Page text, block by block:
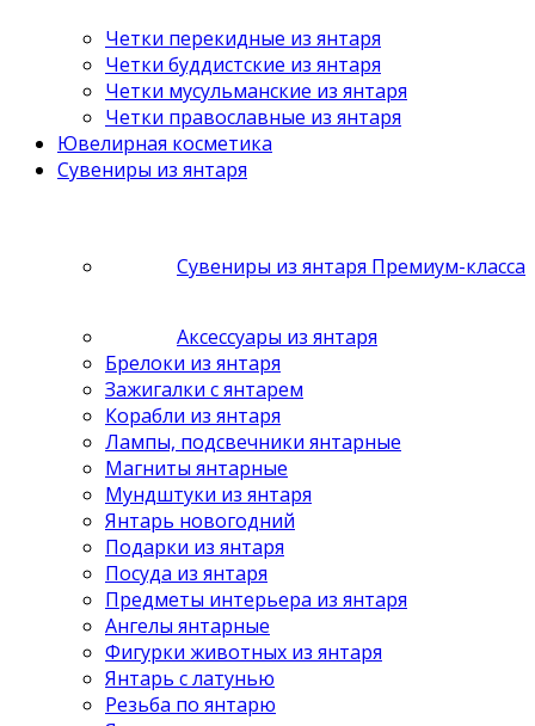
Четки перекидные из янтаря
Четки буддистские из янтаря
Четки мусульманские из янтаря
Четки православные из янтаря
Ювелирная косметика
Сувениры из янтаря
Сувениры из янтаря Премиум-класса
Аксессуары из янтаря
Брелоки из янтаря
Зажигалки с янтарем
Корабли из янтаря
Лампы, подсвечники янтарные
Магниты янтарные
Мундштуки из янтаря
Янтарь новогодний
Подарки из янтаря
Посуда из янтаря
Предметы интерьера из янтаря
Ангелы янтарные
Фигурки животных из янтаря
Янтарь с латунью
Резьба по янтарю